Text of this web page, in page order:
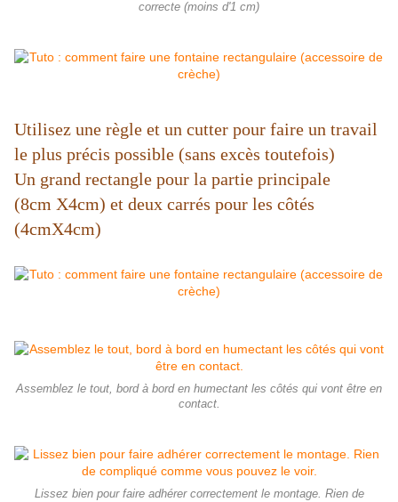
correcte (moins d'1 cm)
Utilisez une règle et un cutter pour faire un travail
le plus précis possible (sans excès toutefois)
Un grand rectangle pour la partie principale
(8cm X4cm) et deux carrés pour les côtés
(4cmX4cm)
Assemblez le tout, bord à bord en humectant les côtés qui vont être en
contact.
Lissez bien pour faire adhérer correctement le montage. Rien de